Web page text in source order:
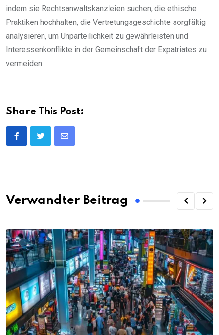
indem sie Rechtsanwaltskanzleien suchen, die ethische
Praktiken hochhalten, die Vertretungsgeschichte sorgfältig
analysieren, um Unparteilichkeit zu gewährleisten und
Interessenkonflikte in der Gemeinschaft der Expatriates zu
vermeiden.
Share This Post:
Share
Verwandter Beitrag